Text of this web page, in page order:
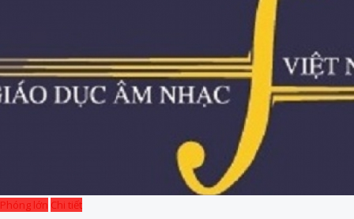
Phóng lớn Chi tiết